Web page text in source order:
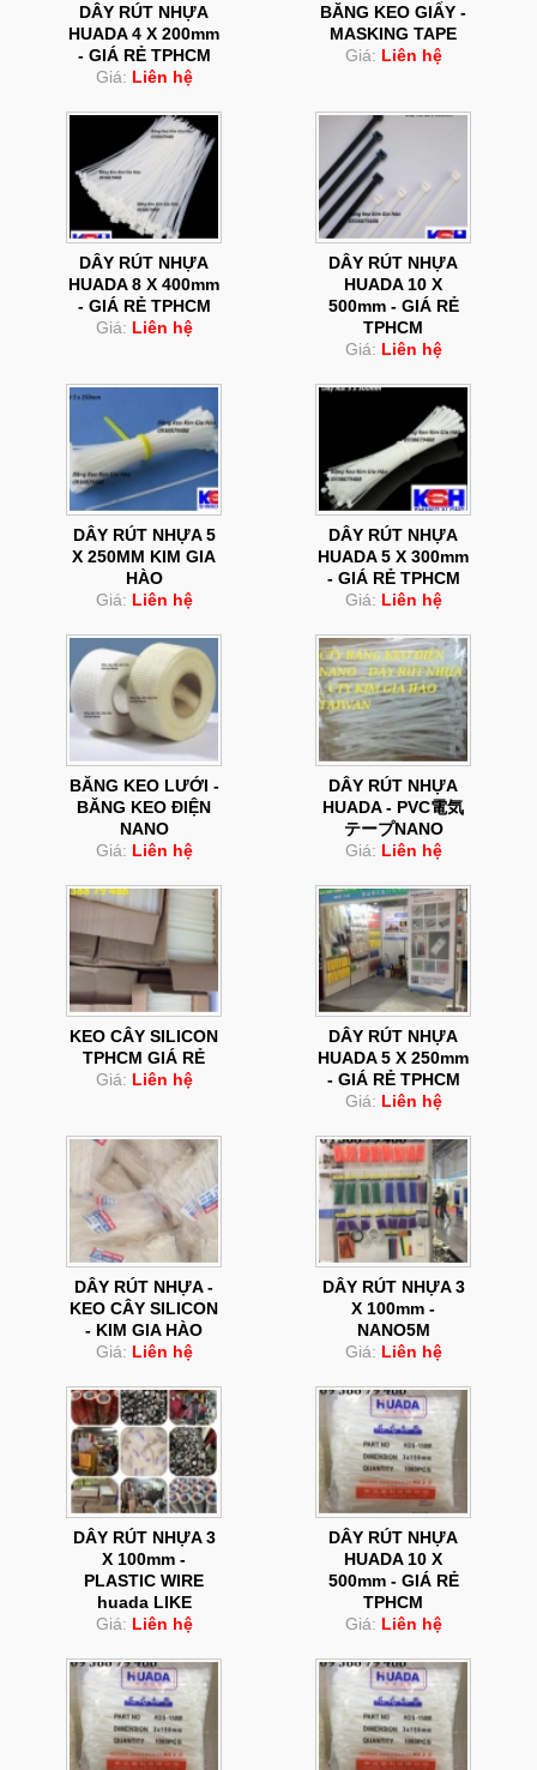
DÂY RÚT NHỰA
HUADA 4 X 200mm
- GIÁ RẺ TPHCM
Giá: Liên hệ
BĂNG KEO GIẤY -
MASKING TAPE
Giá: Liên hệ
DÂY RÚT NHỰA
HUADA 8 X 400mm
- GIÁ RẺ TPHCM
Giá: Liên hệ
DÂY RÚT NHỰA
HUADA 10 X
500mm - GIÁ RẺ
TPHCM
Giá: Liên hệ
DÂY RÚT NHỰA 5
X 250MM KIM GIA
HÀO
Giá: Liên hệ
DÂY RÚT NHỰA
HUADA 5 X 300mm
- GIÁ RẺ TPHCM
Giá: Liên hệ
BĂNG KEO LƯỚI -
BĂNG KEO ĐIỆN
NANO
Giá: Liên hệ
DÂY RÚT NHỰA
HUADA - PVC電気
テープNANO
Giá: Liên hệ
KEO CÂY SILICON
TPHCM GIÁ RẺ
Giá: Liên hệ
DÂY RÚT NHỰA
HUADA 5 X 250mm
- GIÁ RẺ TPHCM
Giá: Liên hệ
DÂY RÚT NHỰA -
KEO CÂY SILICON
- KIM GIA HÀO
Giá: Liên hệ
DÂY RÚT NHỰA 3
X 100mm -
NANO5M
Giá: Liên hệ
DÂY RÚT NHỰA 3
X 100mm -
PLASTIC WIRE
huada LIKE
Giá: Liên hệ
DÂY RÚT NHỰA
HUADA 10 X
500mm - GIÁ RẺ
TPHCM
Giá: Liên hệ